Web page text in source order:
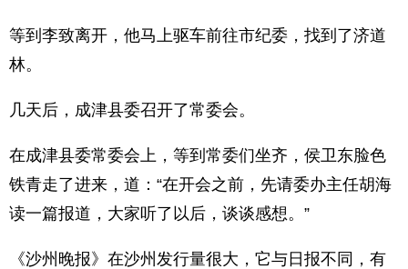
等到李致离开，他马上驱车前往市纪委，找到了济道
林。
几天后，成津县委召开了常委会。
在成津县委常委会上，等到常委们坐齐，侯卫东脸色
铁青走了进来，道：“在开会之前，先请委办主任胡海
读一篇报道，大家听了以后，谈谈感想。”
《沙州晚报》在沙州发行量很大，它与日报不同，有